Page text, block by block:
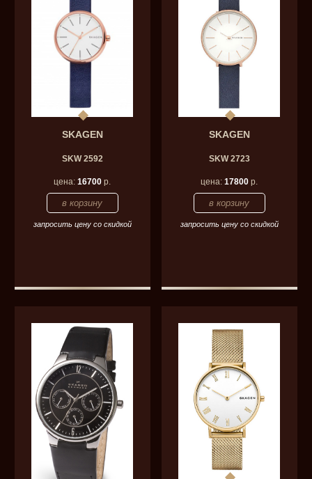
SKAGEN
SKW 2592
цена:16700 р.
запросить цену со скидкой
SKAGEN
SKW 2723
цена:17800 р.
запросить цену со скидкой